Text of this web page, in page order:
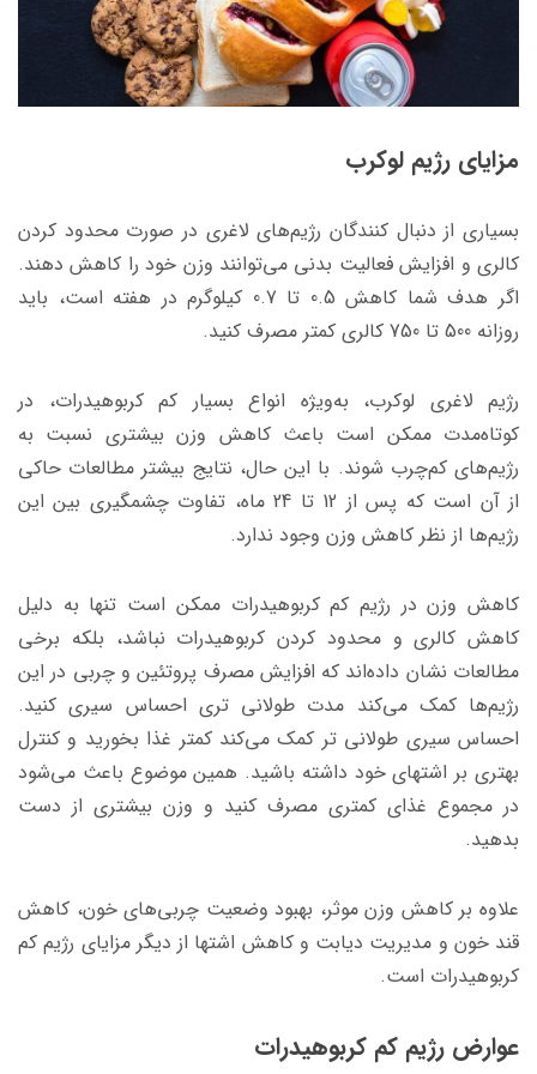
مزایای رژیم لوکرب
بسیاری از دنبال کنندگان رژیم‌های لاغری در صورت محدود کردن
کالری و افزایش فعالیت بدنی می‌توانند وزن خود را کاهش دهند.
اگر هدف شما کاهش 0.5 تا 0.7 کیلوگرم در هفته است، باید
روزانه 500 تا 750 کالری کمتر مصرف کنید.
رژیم‌ لاغری لوکرب، به‌ویژه انواع بسیار کم کربوهیدرات، در
کوتاه‌مدت ممکن است باعث کاهش وزن بیشتری نسبت به
رژیم‌های کم‌چرب شوند. با این حال، نتایج بیشتر مطالعات حاکی
از آن است که پس از 12 تا 24 ماه، تفاوت چشمگیری بین این
رژیم‌ها از نظر کاهش وزن وجود ندارد.
کاهش وزن در رژیم کم کربوهیدرات ممکن است تنها به دلیل
کاهش کالری و محدود کردن کربوهیدرات نباشد، بلکه برخی
مطالعات نشان داده‌اند که افزایش مصرف پروتئین و چربی در این
رژیم‌ها کمک می‌کند مدت طولانی تری احساس سیری کنید.
احساس سیری طولانی تر کمک می‌کند کمتر غذا بخورید و کنترل
بهتری بر اشتهای خود داشته باشید. همین موضوع باعث می‌شود
در مجموع غذای کمتری مصرف کنید و وزن بیشتری از دست
بدهید.
علاوه بر کاهش وزن موثر، بهبود وضعیت چربی‌های خون، کاهش
قند خون و مدیریت دیابت و کاهش اشتها از دیگر مزایای رژیم کم
کربوهیدرات است.
عوارض رژیم کم کربوهیدرات